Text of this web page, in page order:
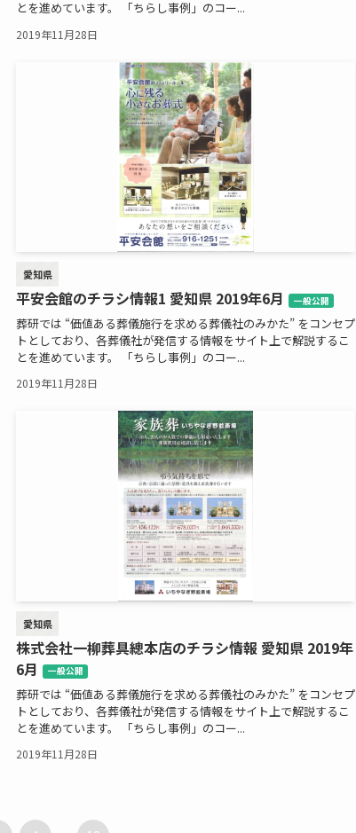
とを進めています。 「ちらし事例」のコー...
2019年11月28日
愛知県
平安会館のチラシ情報1 愛知県 2019年6月 一般公開
葬研では “価値ある葬儀施行を求める葬儀社のみかた” をコンセプ
トとしており、各葬儀社が発信する情報をサイト上で解説するこ
とを進めています。 「ちらし事例」のコー...
2019年11月28日
愛知県
株式会社一柳葬具總本店のチラシ情報 愛知県 2019年
6月
一般公開
葬研では “価値ある葬儀施行を求める葬儀社のみかた” をコンセプ
トとしており、各葬儀社が発信する情報をサイト上で解説するこ
とを進めています。 「ちらし事例」のコー...
2019年11月28日